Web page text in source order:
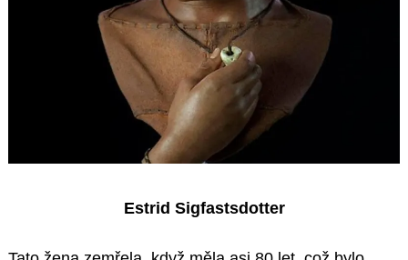
Estrid Sigfastsdotter